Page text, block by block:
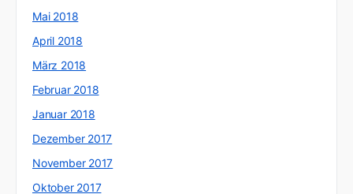
Mai 2018
April 2018
März 2018
Februar 2018
Januar 2018
Dezember 2017
November 2017
Oktober 2017